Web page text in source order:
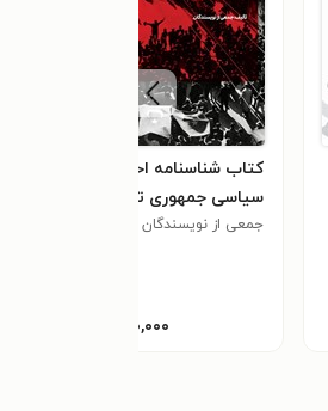
کتاب شناسنامه احزاب
سیاسی جمهوری ترکیه
جمعی از نویسندگان
۱۰۰,۰۰۰